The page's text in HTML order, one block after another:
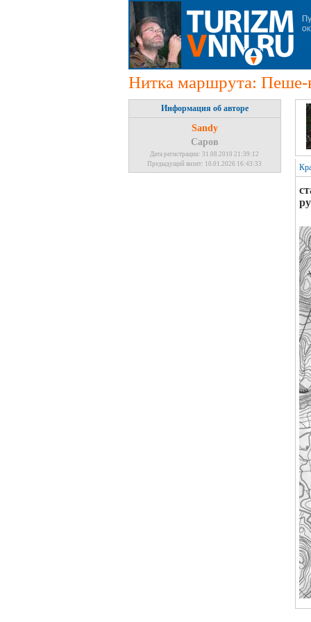
Нитка маршрута: Пеше-
Информация об авторе
Sandy
Саров
Дата регистрации: 31.08.2010 21:39:12
Предыдущий визит: 10.01.2026 16:43:33